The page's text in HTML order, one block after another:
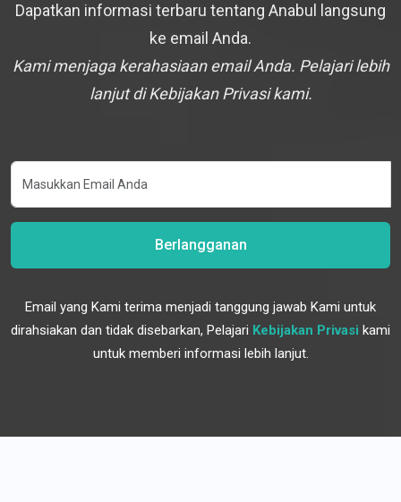
Dapatkan informasi terbaru tentang Anabul langsung
ke email Anda.
Kami menjaga kerahasiaan email Anda. Pelajari lebih
lanjut di Kebijakan Privasi kami.
Berlangganan
Email yang Kami terima menjadi tanggung jawab Kami untuk
dirahsiakan dan tidak disebarkan, Pelajari Kebijakan Privasi kami
untuk memberi informasi lebih lanjut.